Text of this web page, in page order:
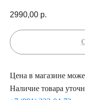
2990,00 р.
Цена в магазине
Наличие товара